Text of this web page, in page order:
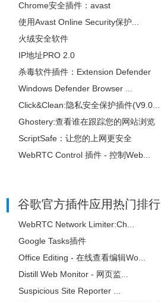
Chrome安全插件：avast
使用Avast Online Security保护...
火绒安全软件
IP地址PRO 2.0
杀毒软件插件：Extension Defender
Windows Defender Browser ...
Click&Clean:隐私安全保护插件(V9.0...
Ghostery:查看谁在跟踪您的网站浏览
ScriptSafe：让您的上网更安全
WebRTC Control 插件 - 控制Web...
谷歌官方插件应用热门排行
WebRTC Network Limiter:Ch...
Google Tasks插件
Office Editing - 在线查看编辑Wo...
Distill Web Monitor - 网页监...
Suspicious Site Reporter ...